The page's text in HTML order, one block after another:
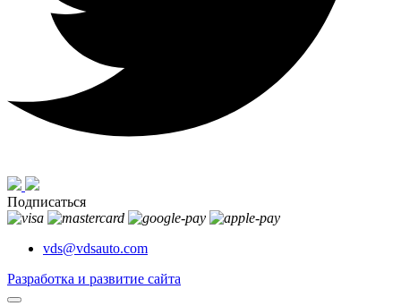
Подписаться
vds@vdsauto.com
Разработка и развитие сайта